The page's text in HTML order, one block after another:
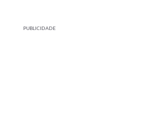
PUBLICIDADE